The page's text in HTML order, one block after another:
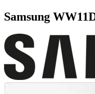
Samsung